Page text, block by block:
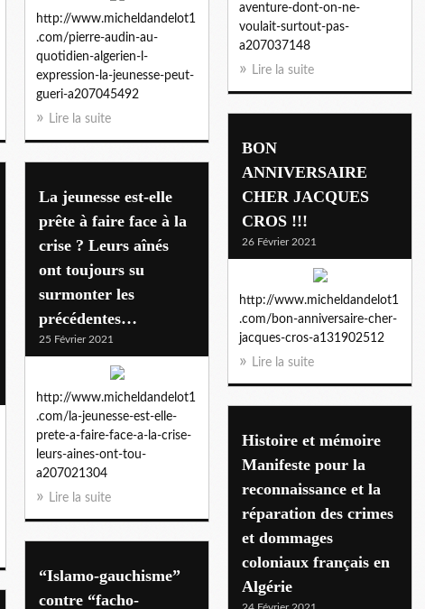
http://www.micheldandelot1
.com/pierre-audin-au-
quotidien-algerien-l-
expression-la-jeunesse-peut-
gueri-a207045492
Lire la suite
aventure-dont-on-ne-
voulait-surtout-pas-
a207037148
Lire la suite
BON
ANNIVERSAIRE
CHER JACQUES
CROS !!!
26 Février 2021
http://www.micheldandelot1
.com/bon-anniversaire-cher-
jacques-cros-a131902512
Lire la suite
La jeunesse est-elle
prête à faire face à la
crise ? Leurs aînés
ont toujours su
surmonter les
précédentes…
25 Février 2021
http://www.micheldandelot1
.com/la-jeunesse-est-elle-
prete-a-faire-face-a-la-crise-
leurs-aines-ont-tou-
a207021304
Lire la suite
Histoire et mémoire
Manifeste pour la
reconnaissance et la
réparation des crimes
et dommages
coloniaux français en
Algérie
“Islamo-gauchisme”
contre “facho-